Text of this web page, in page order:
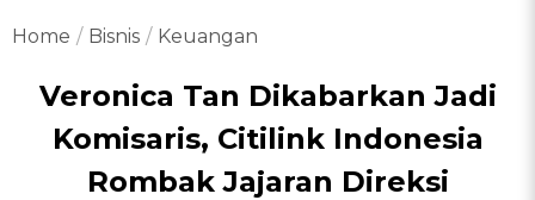
Home Bisnis Keuangan
Veronica Tan Dikabarkan Jadi
Komisaris, Citilink Indonesia
Rombak Jajaran Direksi